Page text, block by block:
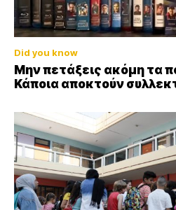
Did you know
Μην πετάξεις ακόμη τα
Κάποια αποκτούν